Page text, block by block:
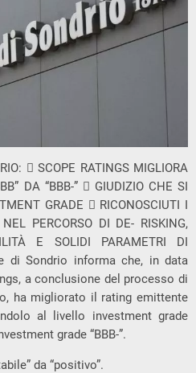
 SCOPE RATINGS MIGLIORA
DA “BBB-”  GIUDIZIO CHE SI
GRADE  RICONOSCIUTI I
PERCORSO DI DE- RISKING,
E SOLIDI PARAMETRI DI
di Sondrio informa che, in data
a conclusione del processo di
ha migliorato il rating emittente
al livello investment grade
grade “BBB-”.
da “positivo”.